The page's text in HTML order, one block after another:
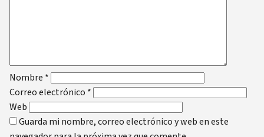
Nombre *
Correo electrónico *
Web
Guarda mi nombre, correo electrónico y web en este